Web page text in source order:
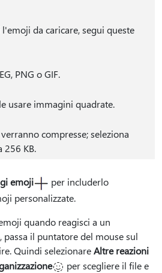
da caricare, segui queste
PNG o GIF.
usare immagini quadrate.
compresse; seleziona
KB.
emoji
per includerlo
personalizzate.
quando reagisci a un
passa il puntatore del mouse sul
Quindi selezionareAltre reazioni
per scegliere il file e